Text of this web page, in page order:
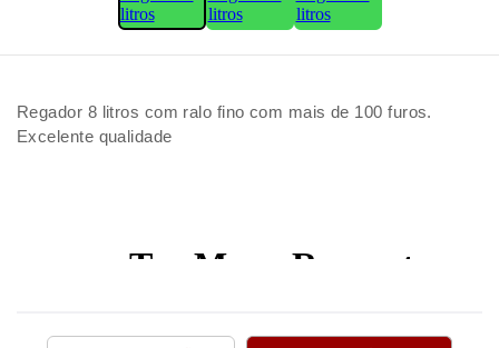
Regador 8 litros com ralo fino com mais de 100 furos.
Excelente qualidade